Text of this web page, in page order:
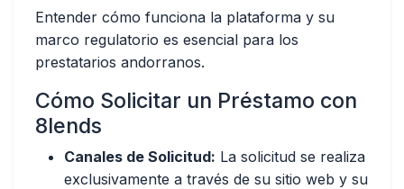
Entender cómo funciona la plataforma y su
marco regulatorio es esencial para los
prestatarios andorranos.
Cómo Solicitar un Préstamo con
8lends
Canales de Solicitud: La solicitud se realiza
exclusivamente a través de su sitio web y su